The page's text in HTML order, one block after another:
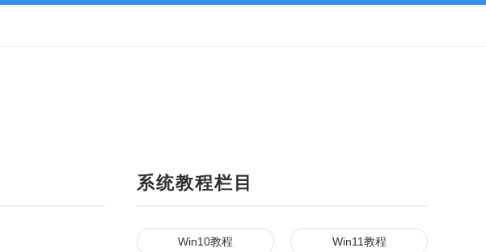
系统教程栏目
Win10教程 Win11教程